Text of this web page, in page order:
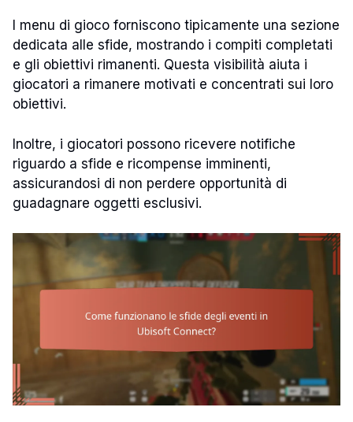
I menu di gioco forniscono tipicamente una sezione
dedicata alle sfide, mostrando i compiti completati
e gli obiettivi rimanenti. Questa visibilità aiuta i
giocatori a rimanere motivati e concentrati sui loro
obiettivi.
Inoltre, i giocatori possono ricevere notifiche
riguardo a sfide e ricompense imminenti,
assicurandosi di non perdere opportunità di
guadagnare oggetti esclusivi.